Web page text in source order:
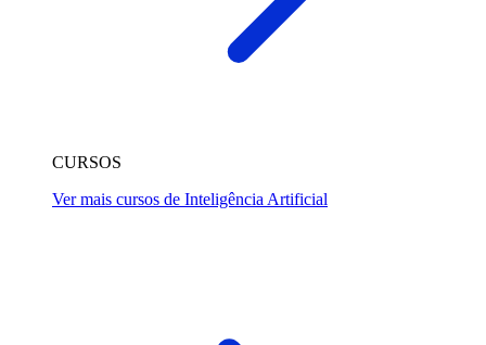
CURSOS
Ver mais cursos de Inteligência Artificial